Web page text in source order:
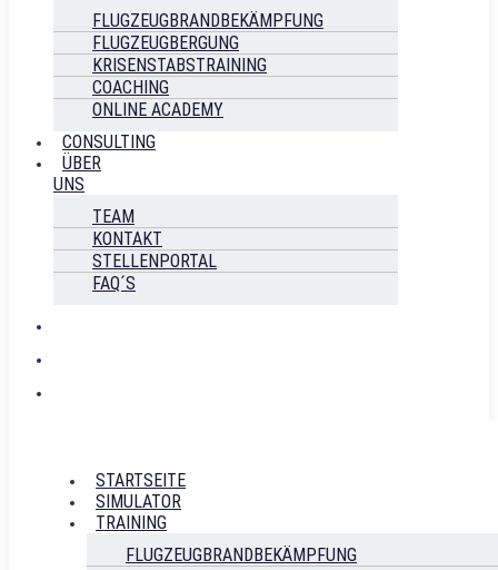
FLUGZEUGBRANDBEKÄMPFUNG
FLUGZEUGBERGUNG
KRISENSTABSTRAINING
COACHING
ONLINE ACADEMY
CONSULTING
ÜBER
UNS
TEAM
KONTAKT
STELLENPORTAL
FAQ´S
STARTSEITE
SIMULATOR
TRAINING
FLUGZEUGBRANDBEKÄMPFUNG